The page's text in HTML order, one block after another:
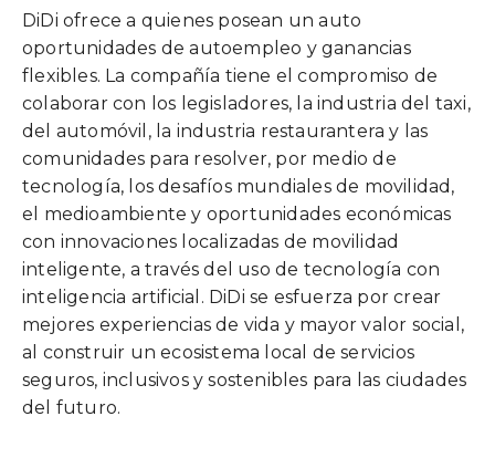
DiDi ofrece a quienes posean un auto
oportunidades de autoempleo y ganancias
flexibles. La compañía tiene el compromiso de
colaborar con los legisladores, la industria del taxi,
del automóvil, la industria restaurantera y las
comunidades para resolver, por medio de
tecnología, los desafíos mundiales de movilidad,
el medioambiente y oportunidades económicas
con innovaciones localizadas de movilidad
inteligente, a través del uso de tecnología con
inteligencia artificial. DiDi se esfuerza por crear
mejores experiencias de vida y mayor valor social,
al construir un ecosistema local de servicios
seguros, inclusivos y sostenibles para las ciudades
del futuro.